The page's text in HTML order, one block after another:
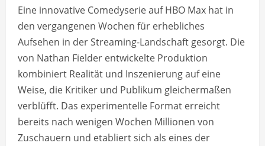
Eine innovative Comedyserie auf HBO Max hat in
den vergangenen Wochen für erhebliches
Aufsehen in der Streaming-Landschaft gesorgt. Die
von Nathan Fielder entwickelte Produktion
kombiniert Realität und Inszenierung auf eine
Weise, die Kritiker und Publikum gleichermaßen
verblüfft. Das experimentelle Format erreicht
bereits nach wenigen Wochen Millionen von
Zuschauern und etabliert sich als eines der